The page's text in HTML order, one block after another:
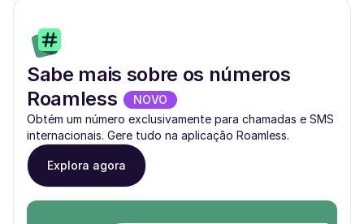
Sabe mais sobre os números
Roamless
NOVO
Obtém um número exclusivamente para chamadas e SMS
internacionais. Gere tudo na aplicação Roamless.
Explora agora